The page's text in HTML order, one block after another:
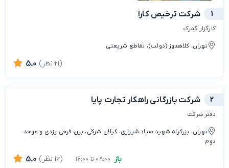
1 شرکت ترخیص کارا
کارگزار گمرک
تهران، کلاهدوز (دولت)، تقاطع شریعتی
5.0 (21 نظر)
2 شرکت بازرگانی راهکار تجارت پایا
دفتر شرکت
تهران، بزرگراه شهید صیاد شیرازی، گیلان شرقی، بین فرخی یزدی و موحد
دوم
باز 5.0 (16 نظر)